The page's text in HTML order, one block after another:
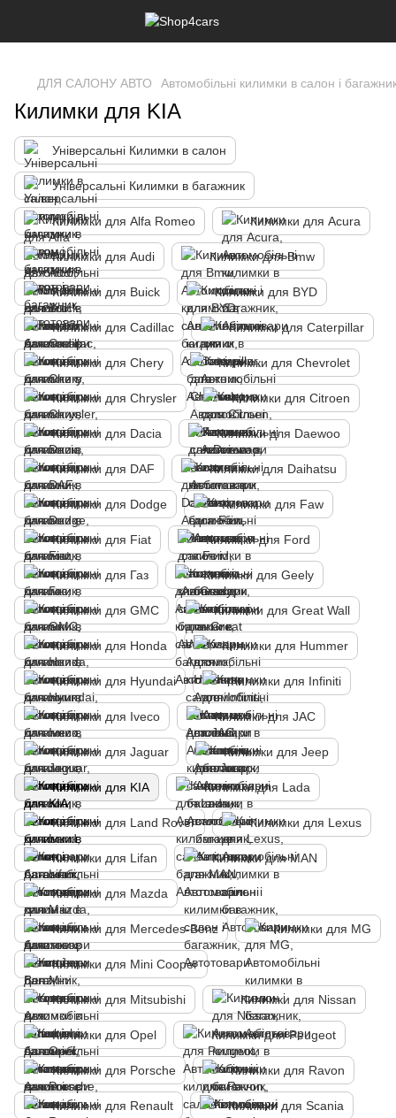
ДЛЯ САЛОНУ АВТО Автомобільні килимки в салон і
Килимки для KIA
Універсальні Килимки в салон
Універсальні Килимки в багажник
Килимки для Alfa Romeo Килимки для Acura
Килимки для Audi Килимки для Bmw
Килимки для Buick Килимки для BYD
Килимки для Cadillac Килимки для Caterpillar
Килимки для Chery Килимки для Chevrolet
Килимки для Chrysler Килимки для Citroen
Килимки для Dacia Килимки для Daewoo
Килимки для DAF Килимки для Daihatsu
Килимки для Dodge Килимки для Faw
Килимки для Fiat Килимки для Ford
Килимки для Газ Килимки для Geely
Килимки для GMC Килимки для Great Wall
Килимки для Honda Килимки для Hummer
Килимки для Hyundai Килимки для Infiniti
Килимки для Iveco Килимки для JAC
Килимки для Jaguar Килимки для Jeep
Килимки для KIA Килимки для Lada
Килимки для Land Rover Килимки для Lexus
Килимки для Lifan Килимки для MAN
Килимки для Mazda
Килимки для Mercedes-Benz Килимки для MG
Килимки для Mini Cooper
Килимки для Mitsubishi Килимки для Nissan
Килимки для Opel Килимки для Peugeot
Килимки для Porsche Килимки для Ravon
Килимки для Renault Килимки для Scania